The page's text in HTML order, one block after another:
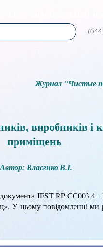
Журнал "Чистые
виробників і
приміщень
Автор: Власенко В.І.
IEST-RP-CC003.4
У цьому повідомленні ми